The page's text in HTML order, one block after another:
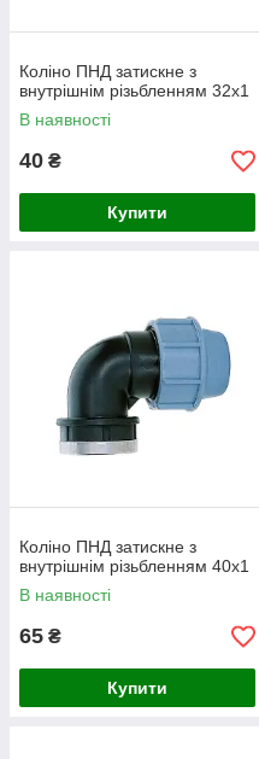
Коліно ПНД затискне з
внутрішнім різьбленням 32х1
В наявності
40 ₴
Купити
Коліно ПНД затискне з
внутрішнім різьбленням 40х1
В наявності
65 ₴
Купити